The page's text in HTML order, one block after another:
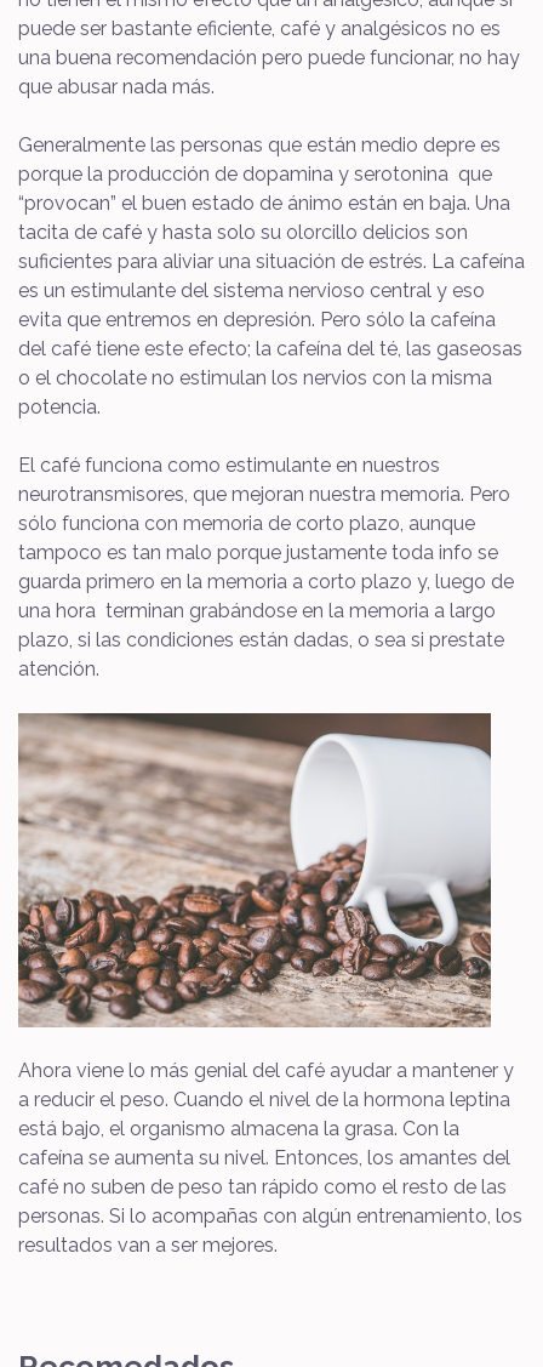
puede ser bastante eficiente, café y analgésicos no es
una buena recomendación pero puede funcionar, no hay
que abusar nada más.
Generalmente las personas que están medio depre es
porque la producción de dopamina y serotonina que
“provocan” el buen estado de ánimo están en baja. Una
tacita de café y hasta solo su olorcillo delicios son
suficientes para aliviar una situación de estrés. La cafeína
es un estimulante del sistema nervioso central y eso
evita que entremos en depresión. Pero sólo la cafeína
del café tiene este efecto; la cafeína del té, las gaseosas
o el chocolate no estimulan los nervios con la misma
potencia.
El café funciona como estimulante en nuestros
neurotransmisores, que mejoran nuestra memoria. Pero
sólo funciona con memoria de corto plazo, aunque
tampoco es tan malo porque justamente toda info se
guarda primero en la memoria a corto plazo y, luego de
una hora terminan grabándose en la memoria a largo
plazo, si las condiciones están dadas, o sea si prestate
atención.
Ahora viene lo más genial del café ayudar a mantener y
a reducir el peso. Cuando el nivel de la hormona leptina
está bajo, el organismo almacena la grasa. Con la
cafeína se aumenta su nivel. Entonces, los amantes del
café no suben de peso tan rápido como el resto de las
personas. Si lo acompañas con algún entrenamiento, los
resultados van a ser mejores.